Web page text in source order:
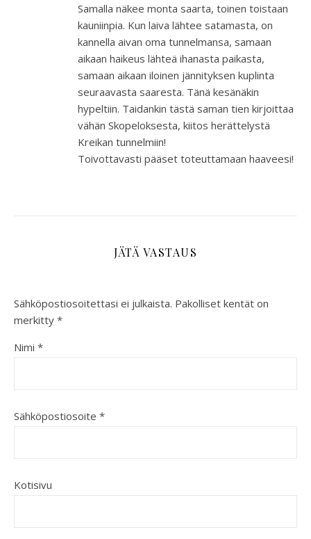
Samalla näkee monta saarta, toinen toistaan
kauniinpia. Kun laiva lähtee satamasta, on
kannella aivan oma tunnelmansa, samaan
aikaan haikeus lähteä ihanasta paikasta,
samaan aikaan iloinen jännityksen kuplinta
seuraavasta saaresta. Tänä kesänäkin
hypeltiin. Taidankin tästä saman tien kirjoittaa
vähän Skopeloksesta, kiitos herättelystä
Kreikan tunnelmiin!
Toivottavasti pääset toteuttamaan haaveesi!
JÄTÄ VASTAUS
Sähköpostiosoitettasi ei julkaista. Pakolliset kentät on
merkitty *
Nimi *
Sähköpostiosoite *
Kotisivu